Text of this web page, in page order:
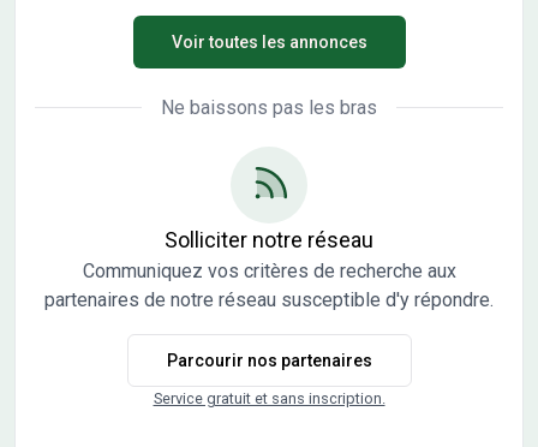
terrain idéalement placé pour réaliser votre projet
d'envisager un espace extérieur conséquent.
ENVIRONNEMENT Verrières est une commune qui
notamment une école maternelle et une école
élémentaire. Le secteur est desservi par des axes routiers
importants, avec l'autoroute A5 à 2 km et l'autoroute A26
accessible rapidement à pied, tout comme un terrain de
tennis et une bibliothèque. Les commerces se trouvent
également autour du bien, facilitant votre quotidien. NOUS
prix de 56 430 euros. Pour plus d'informations ou pour
Voir toutes les annonces
Ne baissons pas les bras
Solliciter notre réseau
Communiquez vos critères de recherche aux
partenaires de notre réseau susceptible d'y répondre.
Parcourir nos partenaires
Service gratuit et sans inscription.